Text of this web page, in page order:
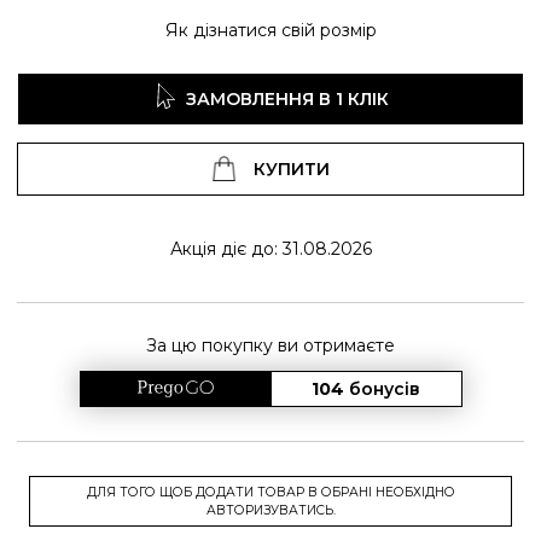
Як дізнатися свій розмір
ЗАМОВЛЕННЯ В 1 КЛІК
КУПИТИ
Акція діє до: 31.08.2026
За цю покупку ви отримаєте
104 бонусів
ДЛЯ ТОГО ЩОБ ДОДАТИ ТОВАР В ОБРАНІ НЕОБХІДНО
АВТОРИЗУВАТИСЬ.